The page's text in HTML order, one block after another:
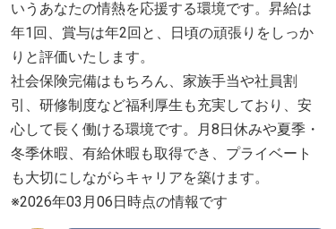
いうあなたの情熱を応援する環境です。昇給は
年1回、賞与は年2回と、日頃の頑張りをしっか
りと評価いたします。
社会保険完備はもちろん、家族手当や社員割
引、研修制度など福利厚生も充実しており、安
心して長く働ける環境です。月8日休みや夏季・
冬季休暇、有給休暇も取得でき、プライベート
も大切にしながらキャリアを築けます。
※2026年03月06日時点の情報です